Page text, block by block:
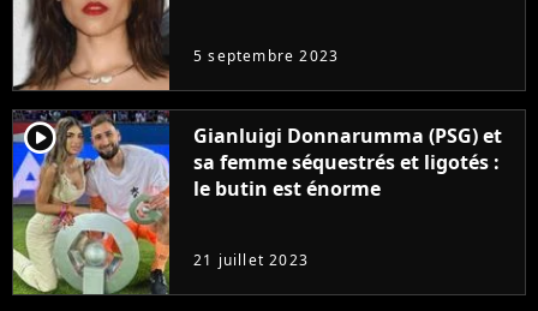
5 septembre 2023
player2
Gianluigi Donnarumma (PSG) et
sa femme séquestrés et ligotés :
le butin est énorme
21 juillet 2023